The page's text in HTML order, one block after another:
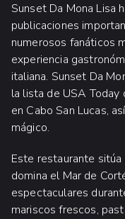
Sunset Da Mona Lisa
publicaciones
numerosos fanáticos
experiencia
italiana. Sunset Da
la lista de USA
en Cabo San Lucas,
mágico.
Este restaurante
domina el Mar de
espectaculares
mariscos frescos,